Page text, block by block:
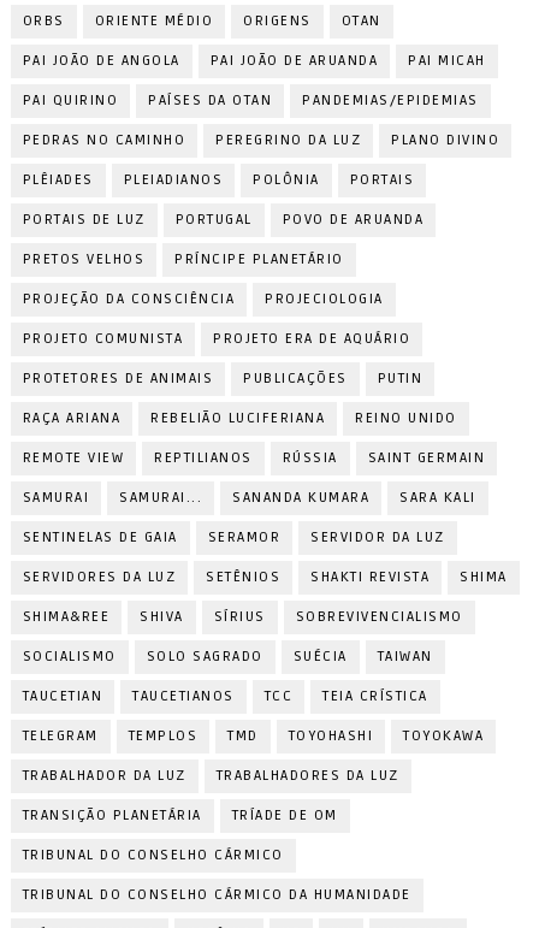
ORBS ORIENTE MÉDIO ORIGENS OTAN
PAI JOÃO DE ANGOLA PAI JOÃO DE ARUANDA PAI MICAH
PAI QUIRINO PAÍSES DA OTAN PANDEMIAS/EPIDEMIAS
PEDRAS NO CAMINHO PEREGRINO DA LUZ PLANO DIVINO
PLÊIADES PLEIADIANOS POLÔNIA PORTAIS
PORTAIS DE LUZ PORTUGAL POVO DE ARUANDA
PRETOS VELHOS PRÍNCIPE PLANETÁRIO
PROJEÇÃO DA CONSCIÊNCIA PROJECIOLOGIA
PROJETO COMUNISTA PROJETO ERA DE AQUÁRIO
PROTETORES DE ANIMAIS PUBLICAÇÕES PUTIN
RAÇA ARIANA REBELIÃO LUCIFERIANA REINO UNIDO
REMOTE VIEW REPTILIANOS RÚSSIA SAINT GERMAIN
SAMURAI SAMURAI... SANANDA KUMARA SARA KALI
SENTINELAS DE GAIA SERAMOR SERVIDOR DA LUZ
SERVIDORES DA LUZ SETÊNIOS SHAKTI REVISTA SHIMA
SHIMA&REE SHIVA SÍRIUS SOBREVIVENCIALISMO
SOCIALISMO SOLO SAGRADO SUÉCIA TAIWAN
TAUCETIAN TAUCETIANOS TCC TEIA CRÍSTICA
TELEGRAM TEMPLOS TMD TOYOHASHI TOYOKAWA
TRABALHADOR DA LUZ TRABALHADORES DA LUZ
TRANSIÇÃO PLANETÁRIA TRÍADE DE OM
TRIBUNAL DO CONSELHO CÁRMICO
TRIBUNAL DO CONSELHO CÁRMICO DA HUMANIDADE